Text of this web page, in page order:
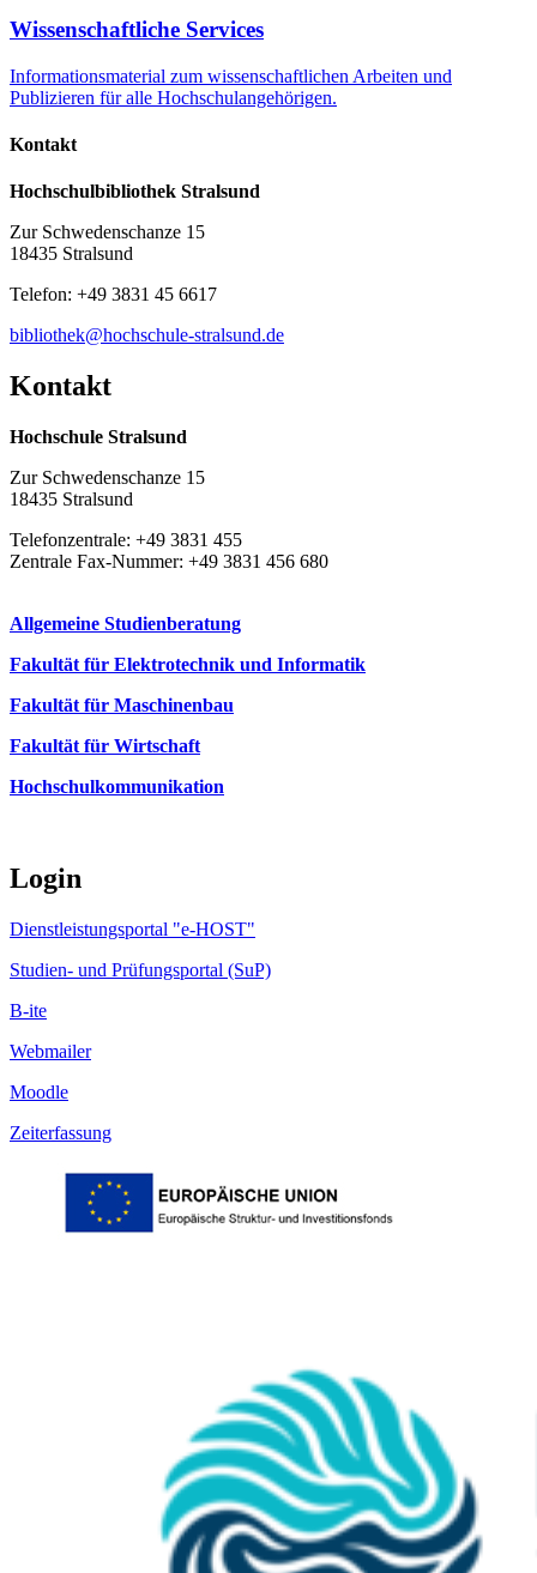
Wis­sen­schaft­li­che Ser­vices
Informationsmaterial zum wissenschaftlichen Arbeiten und
Publizieren für alle Hochschulangehörigen.
Kon­takt
Hochschulbibliothek Stralsund
Zur Schwedenschanze 15
18435 Stralsund
Telefon: +49 3831 45 6617
bibliothek@hochschule-stralsund.de
Kon­takt
Hochschule Stralsund
Zur Schwedenschanze 15
18435 Stralsund
Telefonzentrale: +49 3831 455
Zentrale Fax-Nummer: +49 3831 456 680
Allgemeine Studienberatung
Fakultät für Elektrotechnik und Informatik
Fakultät für Maschinenbau
Fakultät für Wirtschaft
Hochschulkommunikation
Login
Dienstleistungsportal "e-HOST"
Studien- und Prüfungsportal (SuP)
B-ite
Webmailer
Moodle
Zeiterfassung